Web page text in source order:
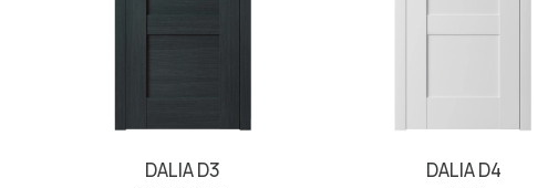
DALIA D3 DALIA D4